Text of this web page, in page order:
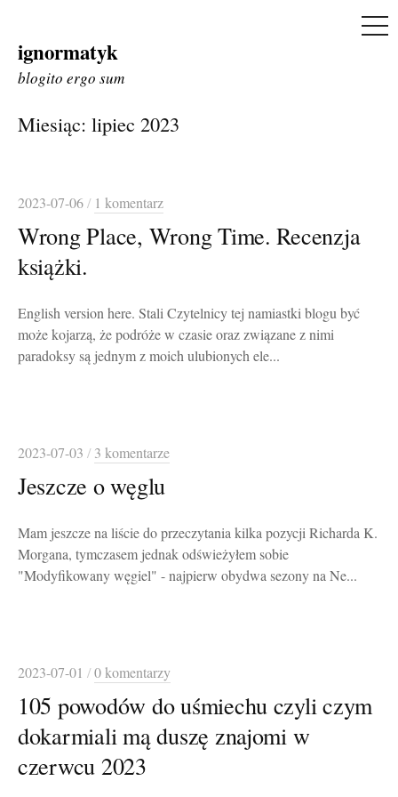
Skip
to
ignormatyk
blogito ergo sum
Miesiąc: lipiec 2023
2023-07-06/ 1 komentarz
Wrong Place, Wrong Time. Recenzja
książki.
English version here. Stali Czytelnicy tej namiastki blogu być
może kojarzą, że podróże w czasie oraz związane z nimi
paradoksy są jednym z moich ulubionych ele...
2023-07-03 / 3 komentarze
Jeszcze o węglu
Mam jeszcze na liście do przeczytania kilka pozycji Richarda K.
Morgana, tymczasem jednak odświeżyłem sobie
"Modyfikowany węgiel" - najpierw obydwa sezony na Ne...
2023-07-01 /0 komentarzy
105 powodów do uśmiechu czyli czym
dokarmiali mą duszę znajomi w
czerwcu 2023